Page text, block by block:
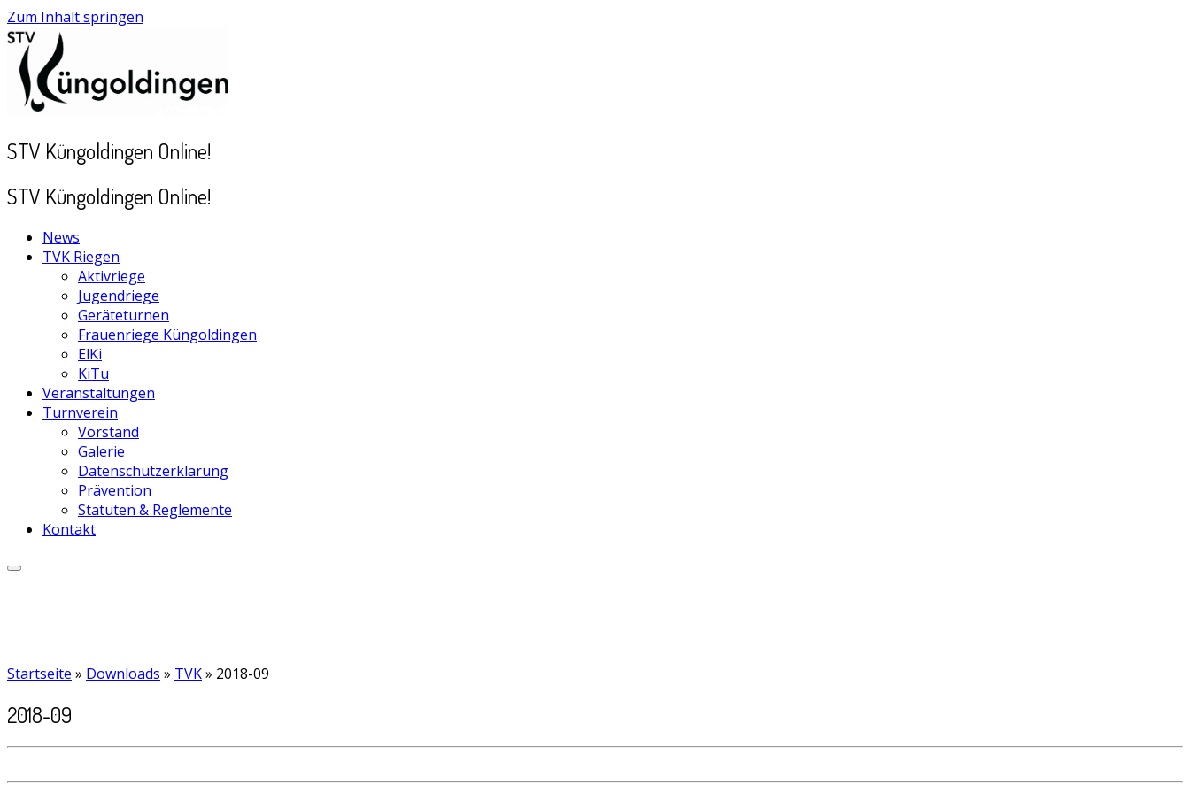
Zum Inhalt springen
STV Küngoldingen Online!
STV Küngoldingen Online!
News
TVK Riegen
Aktivriege
Jugendriege
Geräteturnen
Frauenriege Küngoldingen
ElKi
KiTu
Veranstaltungen
Turnverein
Vorstand
Galerie
Datenschutzerklärung
Prävention
Statuten & Reglemente
Kontakt
Startseite » Downloads » TVK» 2018-09
2018-09